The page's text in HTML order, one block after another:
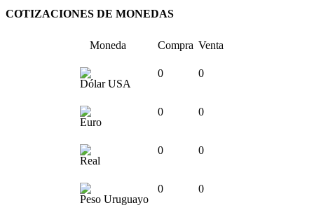
COTIZACIONES DE MONEDAS
Moneda Compra Venta
Dólar USA
0 0
Euro
0 0
Real
0 0
Peso Uruguayo
0 0